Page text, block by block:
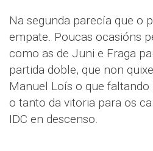
Na segunda parecía que o
empate. Poucas ocasións
como as de Juni e Fraga
partida doble, que non
Manuel Loís o que
o tanto da vitoria para os
IDC en descenso.